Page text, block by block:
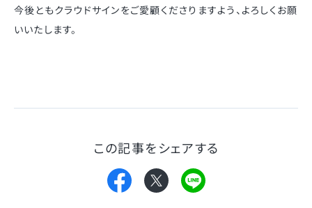
今後ともクラウドサインをご愛顧くださりますよう、よろしくお願
いいたします。
この記事をシェアする